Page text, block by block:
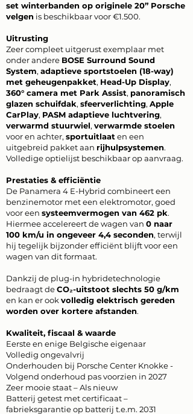
set winterbanden op originele 20” Porsche
velgen is beschikbaar voor €1.500.
Uitrusting
Zeer compleet uitgerust exemplaar met
onder andere BOSE Surround Sound
System, adaptieve sportstoelen (18-way)
met geheugenpakket, Head-Up Display,
360° camera met Park Assist, panoramisch
glazen schuifdak, sfeerverlichting, Apple
CarPlay, PASM adaptieve luchtvering,
verwarmd stuurwiel, verwarmde stoelen
voor en achter, sportuitlaat en een
uitgebreid pakket aan rijhulpsystemen.
Volledige optielijst beschikbaar op aanvraag.
Prestaties & efficiëntie
De Panamera 4 E-Hybrid combineert een
benzinemotor met een elektromotor, goed
voor een systeemvermogen van 462 pk.
Hiermee accelereert de wagen van 0 naar
100 km/u in ongeveer 4,4 seconden, terwijl
hij tegelijk bijzonder efficiënt blijft voor een
wagen van dit formaat.
Dankzij de plug-in hybridetechnologie
bedraagt deCO₂-uitstoot slechts 50 g/km
en kan er ook volledig elektrisch gereden
worden over kortere afstanden.
Kwaliteit, fiscaal & waarde
Eerste en enige Belgische eigenaar
Volledig ongevalvrij
Onderhouden bij Porsche Center Knokke -
Volgend onderhoud pas voorzien in 2027
Zeer mooie staat – Als nieuw
Batterij getest met certificaat –
fabrieksgarantie op batterij t.e.m. 2031